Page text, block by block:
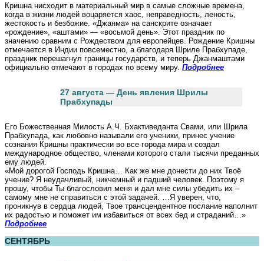
Кришна нисходит в материальный мир в самые сложные времена,
когда в жизни людей воцаряется хаос, неправедность, леность,
жестокость и безбожие. «Джанма» на санскрите означает
«рождение», «аштами» — «восьмой день». Этот праздник по
значению сравним с Рождеством для европейцев. Рождение Кришны
отмечается в Индии повсеместно, а благодаря Шриле Прабхупаде,
праздник перешагнул границы государств, и теперь Джанмаштами
официально отмечают в городах по всему миру. Подробнее
27 августа — День явления Шрилы
Прабхупады
Его Божественная Милость А.Ч. Бхактиведанта Свами, или Шрила
Прабхупада, как любовно называли его ученики, принес учение
сознания Кришны практически во все города мира и создал
международное общество, членами которого стали тысячи преданных
ему людей.
«Мой дорогой Господь Кришна… Как же мне донести до них Твоё
учение? Я неудачливый, никчемный и падший человек. Поэтому я
прошу, чтобы Ты благословил меня и дал мне силы убедить их –
самому мне не справиться с этой задачей. …Я уверен, что,
проникнув в сердца людей, Твое трансцендентное послание наполнит
их радостью и поможет им избавиться от всех бед и страданий…»
Подробнее
СЕНТЯБРЬ